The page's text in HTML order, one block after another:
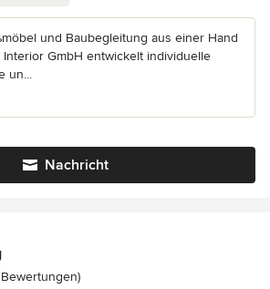
und Baubegleitung aus einer Hand
Interior GmbH entwickelt individuelle
un...
Nachricht
5 von 5 Sternen
Bewertungen)